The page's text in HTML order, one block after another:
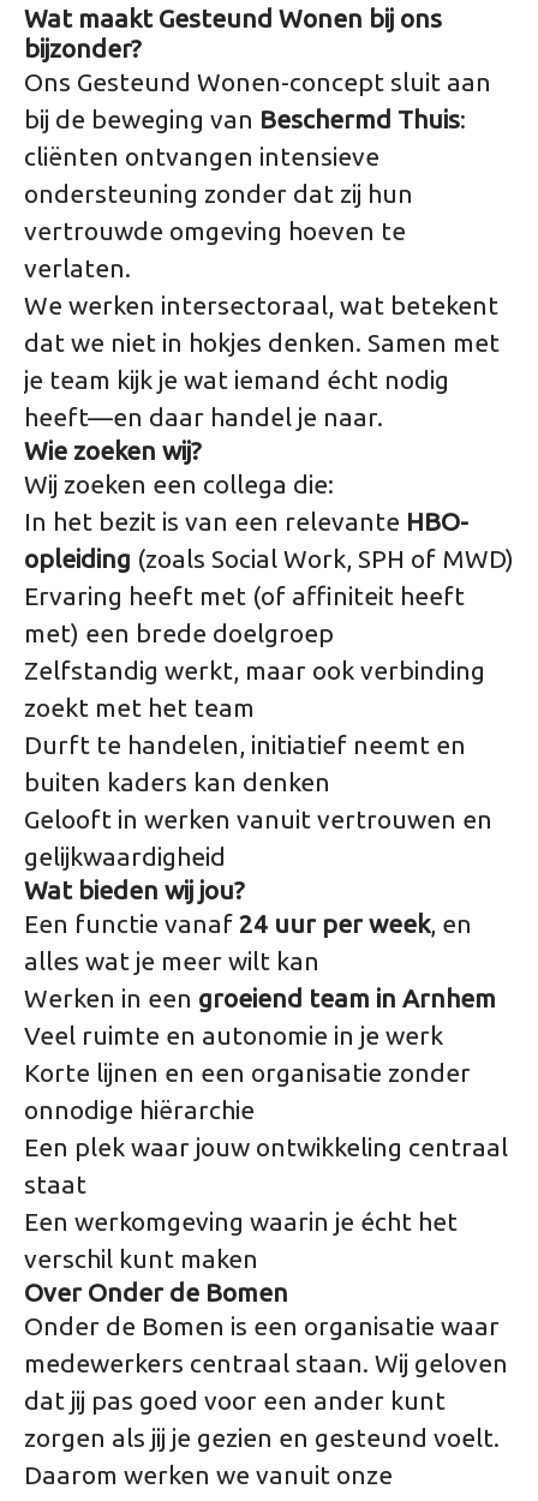
Wat maakt Gesteund Wonen bij ons
bijzonder?
Ons Gesteund Wonen-concept sluit aan
bij de beweging van Beschermd Thuis:
cliënten ontvangen intensieve
ondersteuning zonder dat zij hun
vertrouwde omgeving hoeven te
verlaten.
We werken intersectoraal, wat betekent
dat we niet in hokjes denken. Samen met
je team kijk je wat iemand écht nodig
heeft—en daar handel je naar.
Wie zoeken wij?
Wij zoeken een collega die:
In het bezit is van een relevante HBO-
opleiding (zoals Social Work, SPH of MWD)
Ervaring heeft met (of affiniteit heeft
met) een brede doelgroep
Zelfstandig werkt, maar ook verbinding
zoekt met het team
Durft te handelen, initiatief neemt en
buiten kaders kan denken
Gelooft in werken vanuit vertrouwen en
gelijkwaardigheid
Wat bieden wij jou?
Een functie vanaf 24 uur per week, en
alles wat je meer wilt kan
Werken in een groeiend team in Arnhem
Veel ruimte en autonomie in je werk
Korte lijnen en een organisatie zonder
onnodige hiërarchie
Een plek waar jouw ontwikkeling centraal
staat
Een werkomgeving waarin je écht het
verschil kunt maken
Over Onder de Bomen
Onder de Bomen is een organisatie waar
medewerkers centraal staan. Wij geloven
dat jij pas goed voor een ander kunt
zorgen als jij je gezien en gesteund voelt.
Daarom werken we vanuit onze